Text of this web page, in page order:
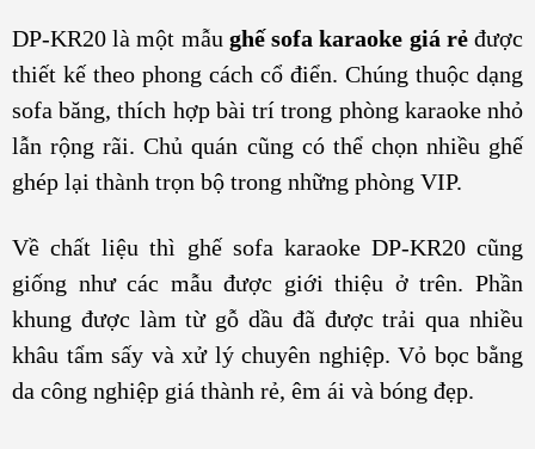
DP-KR20 là một mẫu ghế sofa karaoke giá rẻđược
thiết kế theo phong cách cổ điển. Chúng thuộc dạng
sofa băng, thích hợp bài trí trong phòng karaoke nhỏ
lẫn rộng rãi. Chủ quán cũng có thể chọn nhiều ghế
ghép lại thành trọn bộ trong những phòng VIP.
Về chất liệu thì ghế sofa karaoke DP-KR20 cũng
giống như các mẫu được giới thiệu ở trên. Phần
khung được làm từ gỗ dầu đã được trải qua nhiều
khâu tẩm sấy và xử lý chuyên nghiệp. Vỏ bọc bằng
da công nghiệp giá thành rẻ, êm ái và bóng đẹp.